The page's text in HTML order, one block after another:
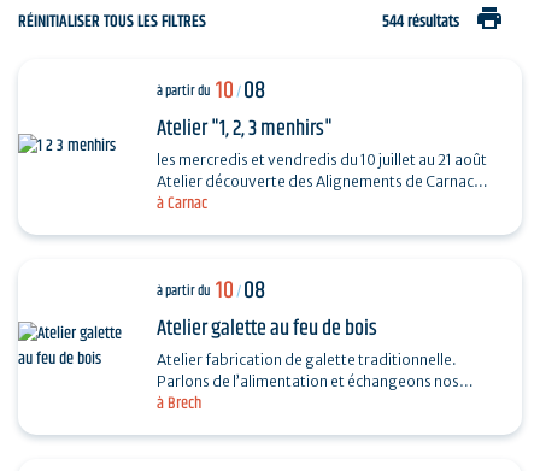
RÉINITIALISER TOUS LES FILTRES 544 résultats print
à Carnac
à partir du 10/08
Atelier "1, 2, 3 menhirs"
les mercredis et vendredis du 10 juillet au 21 août
Atelier découverte des Alignements de Carnac
destiné aux enfants de 4 à 6 ans en compagnie
à Brech
à partir du 10/08
Atelier galette au feu de bois
Atelier fabrication de galette traditionnelle.
Parlons de l’alimentation et échangeons nos
recettes autour de la galette. Fabrication, cuisson